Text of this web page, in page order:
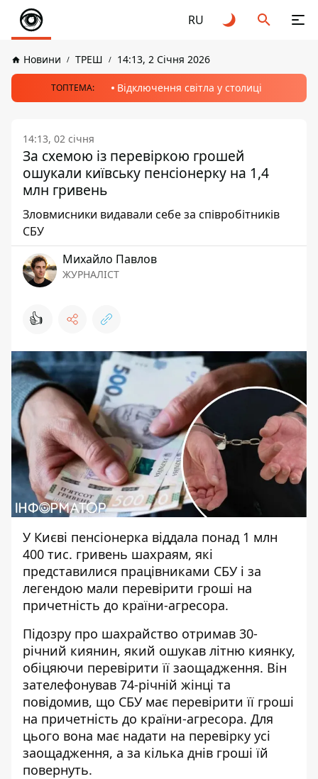
RU
Новини ТРЕШ 14:13, 2 Січня 2026
ТОПТЕМА: Відключення світла у столиці
14:13, 02 січня
За схемою із перевіркою грошей
ошукали київську пенсіонерку на 1,4
млн гривень
Зловмисники видавали себе за співробітників
СБУ
Михайло Павлов
ЖУРНАЛІСТ
👍
У Києві пенсіонерка віддала понад 1 млн
400 тис. гривень шахраям, які
представилися працівниками СБУ і за
легендою мали перевірити гроші на
причетність до країни-агресора.
Підозру про шахрайство отримав 30-
річний киянин, який ошукав літню киянку,
обіцяючи перевірити її заощадження. Він
зателефонував 74-річній жінці та
повідомив, що СБУ має перевірити її гроші
на причетність до країни-агресора. Для
цього вона має надати на перевірку усі
заощадження, а за кілька днів гроші їй
повернуть.